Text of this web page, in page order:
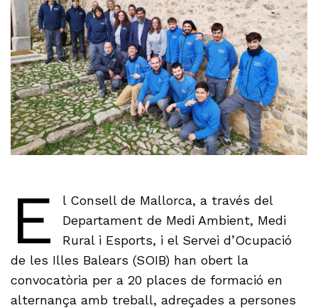
E
l Consell de Mallorca, a través del
Departament de Medi Ambient, Medi
Rural i Esports, i el Servei d’Ocupació
de les Illes Balears (SOIB) han obert la
convocatòria per a 20 places de formació en
alternança amb treball, adreçades a persones